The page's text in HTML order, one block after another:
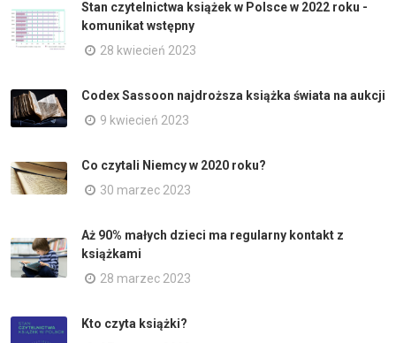
Stan czytelnictwa książek w Polsce w 2022 roku -
komunikat wstępny
28 kwiecień 2023
Codex Sassoon najdroższa książka świata na aukcji
9 kwiecień 2023
Co czytali Niemcy w 2020 roku?
30 marzec 2023
Aż 90% małych dzieci ma regularny kontakt z
książkami
28 marzec 2023
Kto czyta książki?